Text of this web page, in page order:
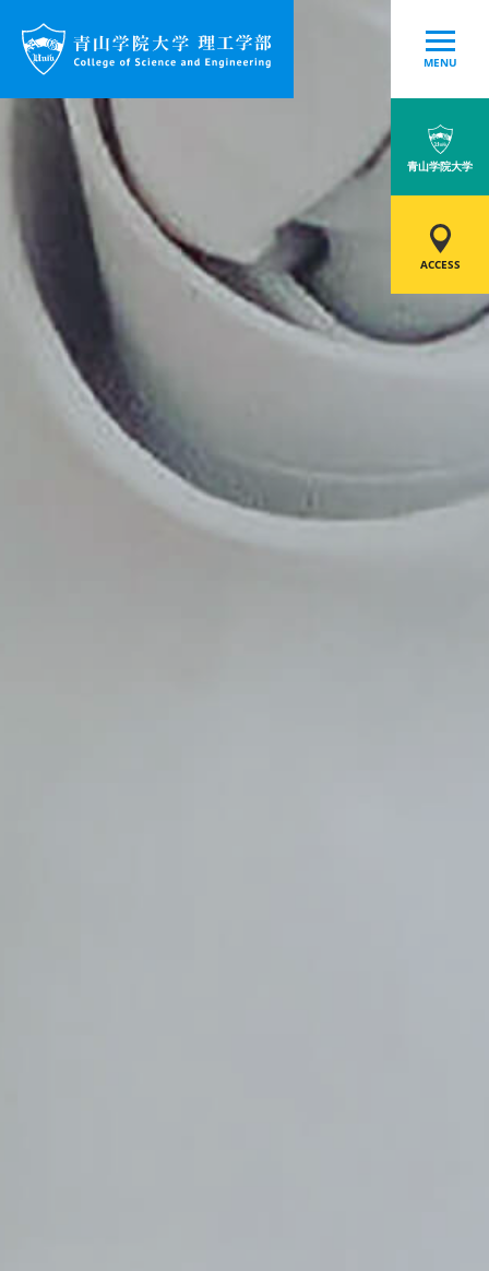
MENU
青山学院大学
ACCESS